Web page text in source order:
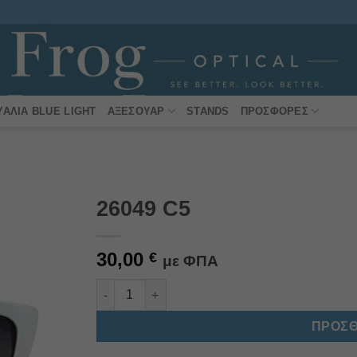
BLUE LIGHT ΑΞΕΣΟΥΆΡ STANDS ΠΡΟΣΦΟΡΈΣ
26049 C5
30,00 € με ΦΠΑ
26049 C5 ποσότητα
Alternative: